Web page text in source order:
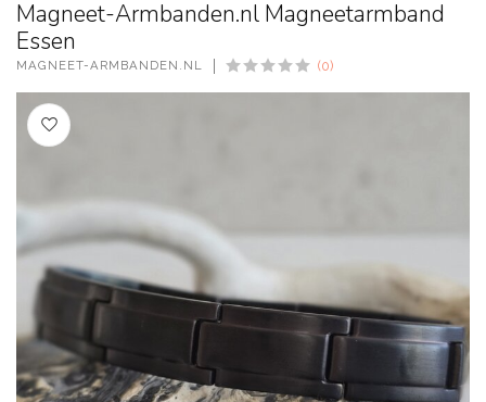
Magneet-Armbanden.nl Magneetarmband
Essen
MAGNEET-ARMBANDEN.NL (0)